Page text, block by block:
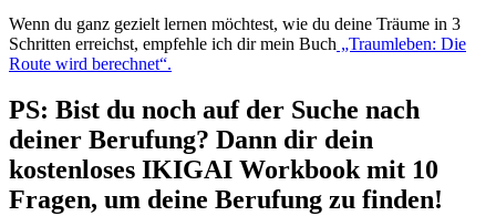
Wenn du ganz gezielt lernen möchtest, wie du deine Träume in 3
Schritten erreichst, empfehle ich dir mein Buch „Traumleben: Die
Route wird berechnet“.
PS: Bist du noch auf der Suche nach
deiner Berufung? Dann dir dein
kostenloses IKIGAI Workbook mit 10
Fragen, um deine Berufung zu finden!